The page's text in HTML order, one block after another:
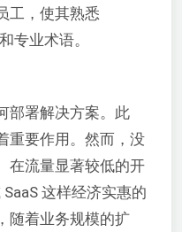
工，使其熟悉
专业术语。
部署解决方案。此
重要作用。然而，没
在流量显著较低的开
这样经济实惠的
随着业务规模的扩